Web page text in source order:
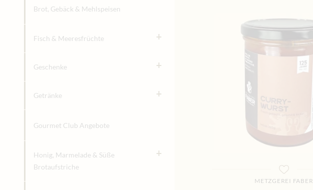
Brot, Gebäck & Mehlspeisen
Fisch & Meeresfrüchte +
Geschenke +
Getränke +
Gourmet Club Angebote
Honig, Marmelade & Süße
Brotaufstriche
+
METZGEREI FABER